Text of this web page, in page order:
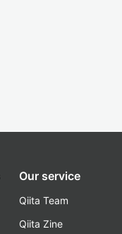
Our service
Qiita Team
Qiita Zine